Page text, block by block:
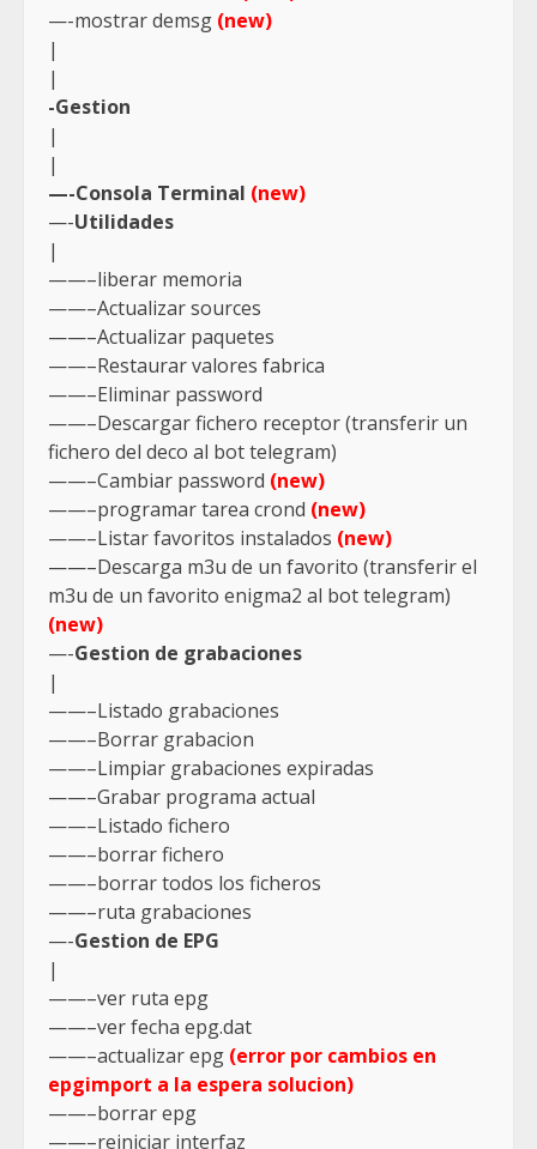
—-mostrar demsg (new)
|
|
-Gestion
|
|
—-Consola Terminal (new)
—-Utilidades
|
——–liberar memoria
——–Actualizar sources
——–Actualizar paquetes
——–Restaurar valores fabrica
——–Eliminar password
——–Descargar fichero receptor (transferir un
fichero del deco al bot telegram)
——–Cambiar password (new)
——–programar tarea crond (new)
——–Listar favoritos instalados (new)
——–Descarga m3u de un favorito (transferir el
m3u de un favorito enigma2 al bot telegram)
(new)
—-Gestion de grabaciones
|
——–Listado grabaciones
——–Borrar grabacion
——–Limpiar grabaciones expiradas
——–Grabar programa actual
——–Listado fichero
——–borrar fichero
——–borrar todos los ficheros
——–ruta grabaciones
—-Gestion de EPG
|
——–ver ruta epg
——–ver fecha epg.dat
——–actualizar epg (error por cambios en
epgimport a la espera solucion)
——–borrar epg
——–reiniciar interfaz